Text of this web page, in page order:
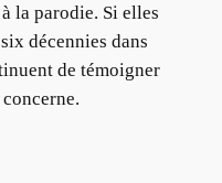
la parodie. Si elles
décennies dans
de témoigner